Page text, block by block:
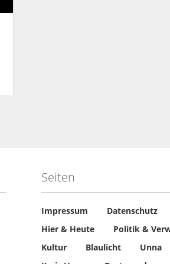
Seiten
Impressum
Datenschutz
Hier & Heute
Politik &
Kultur
Blaulicht
Unna